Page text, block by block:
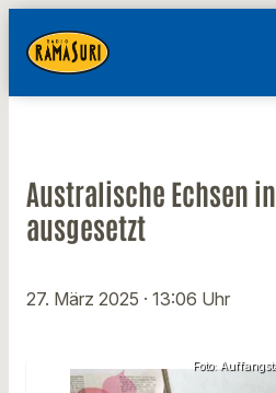
Australische Echsen
ausgesetzt
27. März 2025 · 13:06 Uhr
Foto: